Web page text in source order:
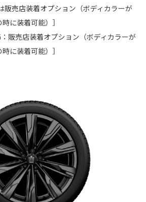
販売店装着オプション（ボディカラーが
に装着可能）］
：販売店装着オプション（ボディカラーが
に装着可能）］